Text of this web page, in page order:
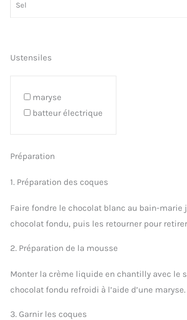
Sel
Ustensiles
maryse
batteur électrique
Préparation
1. Préparation des coques
Faire fondre le chocolat blanc au bain-
chocolat fondu, puis les retourner pour
2. Préparation de la mousse
Monter la crème liquide en chantilly avec le
chocolat fondu refroidi à l’aide d’une maryse.
3. Garnir les coques